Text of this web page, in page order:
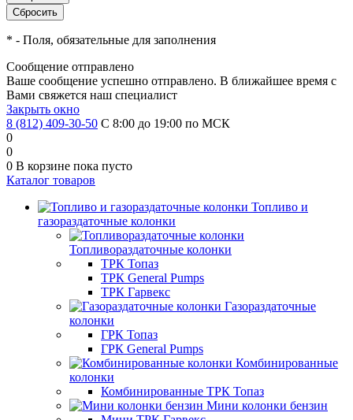
* - Поля, обязательные для заполнения
Сообщение отправлено
Ваше сообщение успешно отправлено. В ближайшее время с
Вами свяжется наш специалист
Закрыть окно
8 (812) 409-30-50 С 8:00 до 19:00 по МСК
0
0
0 В корзине пока пусто
Каталог товаров
Топливо и
газораздаточные колонки
Топливораздаточные колонки
ТРК Топаз
ТРК General Pumps
ТРК Гарвекс
Газораздаточные
колонки
ГРК Топаз
ГРК General Pumps
Комбинированные
колонки
Комбинированные ТРК Топаз
Мини колонки бензин